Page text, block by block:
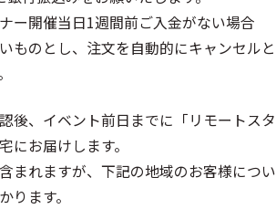
ー開催当日1週間前ご入金がない場合
ものとし、注文を自動的にキャンセルと
後、イベント前日までに「リモートスタ
にお届けします。
まれますが、下記の地域のお客様につい
ります。